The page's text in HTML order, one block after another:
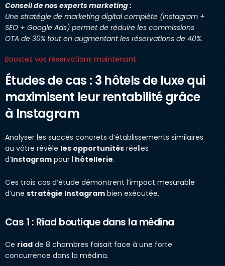
Conseil de nos experts marketing :
Une stratégie de marketing digital complète (Instagram +
SEO + Google Ads) permet de réduire les commissions
OTA de 30% tout en augmentant les réservations de 40%.
Boostez vos réservations maintenant
Études de cas : 3 hôtels de luxe qui
maximisent leur rentabilité grâce
à Instagram
Analyser les succès concrets d’établissements similaires
au vôtre révèle les opportunités réelles
d’Instagram pour l’hôtellerie.
Ces trois cas d’étude démontrent l’impact mesurable
d’une stratégie Instagram bien exécutée.
Cas 1 : Riad boutique dans la médina
Ce riad de 8 chambres faisait face à une forte
concurrence dans la médina.